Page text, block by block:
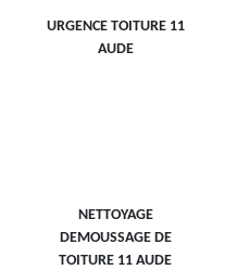
URGENCE TOITURE 11
AUDE
NETTOYAGE
DEMOUSSAGE DE
TOITURE 11 AUDE